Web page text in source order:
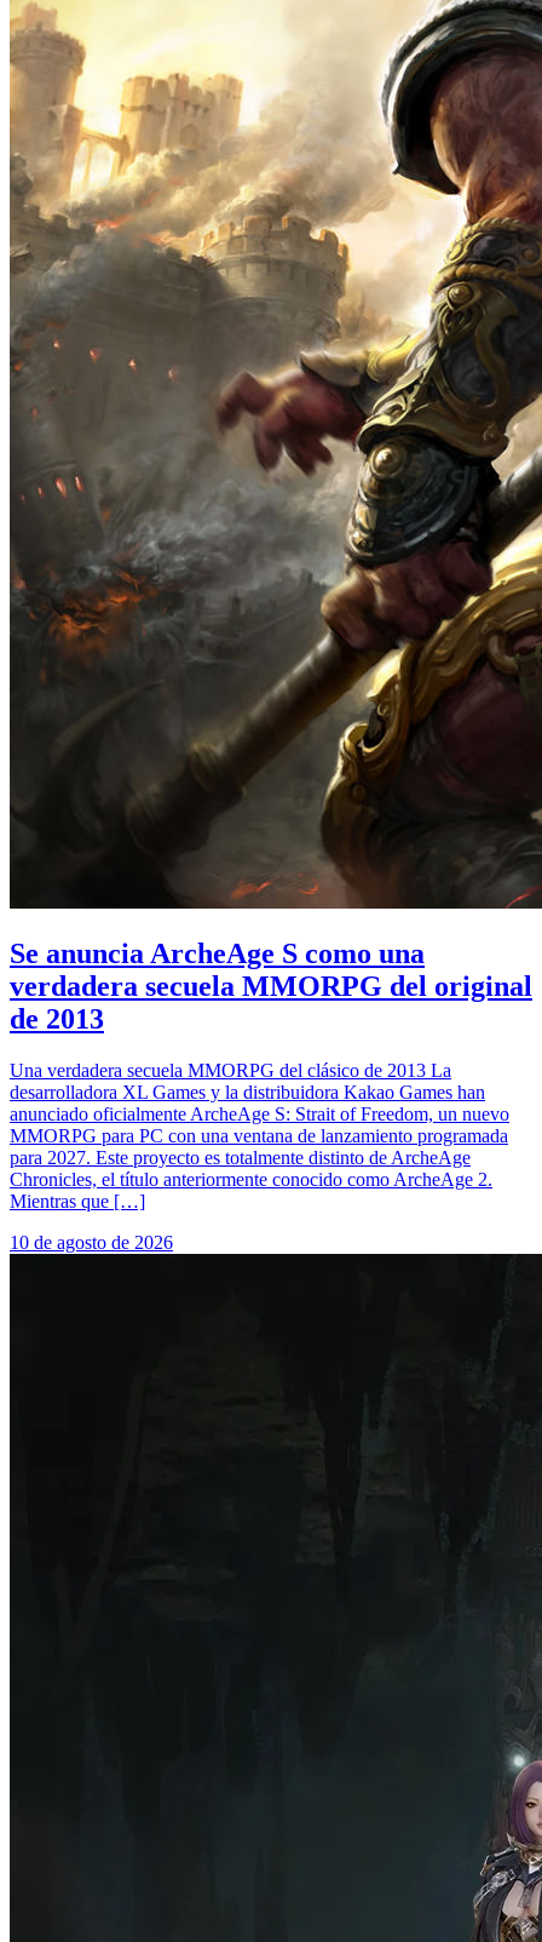
Se anuncia ArcheAge S como una
verdadera secuela MMORPG del original
de 2013
Una verdadera secuela MMORPG del clásico de 2013 La
desarrolladora XL Games y la distribuidora Kakao Games han
anunciado oficialmente ArcheAge S: Strait of Freedom, un nuevo
MMORPG para PC con una ventana de lanzamiento programada
para 2027. Este proyecto es totalmente distinto de ArcheAge
Chronicles, el título anteriormente conocido como ArcheAge 2.
Mientras que […]
10 de agosto de 2026